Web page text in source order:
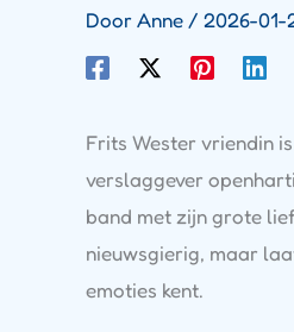
DoorAnne/ 2026-01-
Frits Wester vriendin
verslaggever
band met zijn grote
nieuwsgierig, maar
emoties kent.